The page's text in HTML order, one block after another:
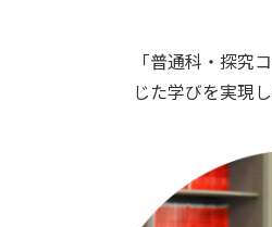
「普通科・探究
じた学びを実現